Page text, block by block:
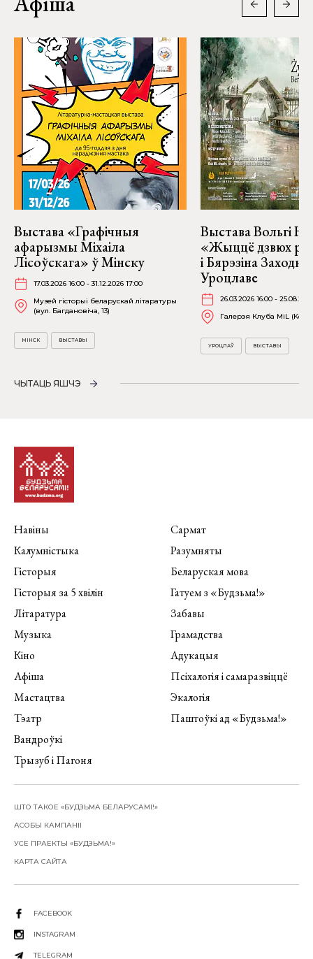
Выстава «Графічныя
афарызмы Міхаіла
Лісоўскага» ў Мінску
17.03.2026 16:00 - 31.12.2026 17:00
Музей гісторыі беларускай літаратуры
(вул. Багдановіча, 13)
МІНСК ВЫСТАВЫ
Выстава Вольгі
«Жыццё дзвюх
і Бярэзіна
Уроцлаве
26.03.2026 16:00 -
Галерэя Клуба MiL
УРОЦЛАЎ ВЫСТАВЫ
ЧЫТАЦЬ ЯШЧЭ
Навіны
Калумністыка
Гісторыя
Гісторыя за 5 хвілін
Літаратура
Музыка
Кіно
Афіша
Мастацтва
Тэатр
Вандроўкі
Трызуб і Пагоня
Сармат
Разумняты
Беларуская мова
Гатуем з «Будзьма!»
Забавы
Грамадства
Адукацыя
Псіхалогія і самаразвіццё
Экалогія
Паштоўкі ад «Будзьма!»
ШТО ТАКОЕ «БУДЗЬМА БЕЛАРУСАМІ!»
АСОБЫ КАМПАНІІ
УСЕ ПРАЕКТЫ «БУДЗЬМА!»
КАРТА САЙТА
FACEBOOK
INSTAGRAM
TELEGRAM